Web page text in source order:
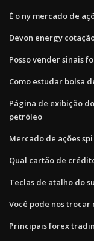
É o ny mercado de
Devon energy
Posso vender sinais
Como estudar bolsa
Página de exibição
petróleo
Mercado de ações spi
Qual cartão de
Teclas de atalho do
Você pode nos trocar
Principais forex